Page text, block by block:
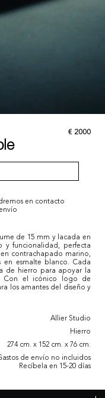
€ 2000
en contacto
de 15 mm y lacada en
y funcionalidad, perfecta
contrachapado marino,
esmalte blanco. Cada
de hierro para apoyar la
Con el icónico logo de
los amantes del diseño y
Allier Studio
Hierro
274 cm. x 152 cm. x 76 cm.
de envío no incluidos
Recíbela en 15-20 días